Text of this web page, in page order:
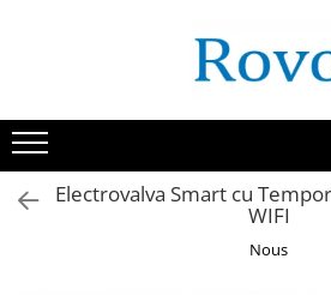
Electrovalva Smart cu
WIFI
Nous